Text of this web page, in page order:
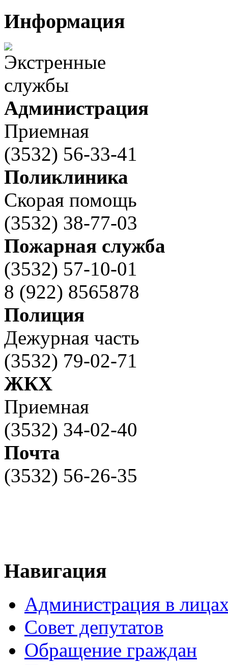
Информация
Администрация
Приемная
(3532) 56-33-41
Поликлиника
Скорая помощь
(3532) 38-77-03
Пожарная служба
(3532) 57-10-01
8 (922) 8565878
Полиция
Дежурная часть
(3532) 79-02-71
ЖКХ
Приемная
(3532) 34-02-40
Почта
(3532) 56-26-35
Навигация
Администрация в
Совет депутатов
Обращение граждан